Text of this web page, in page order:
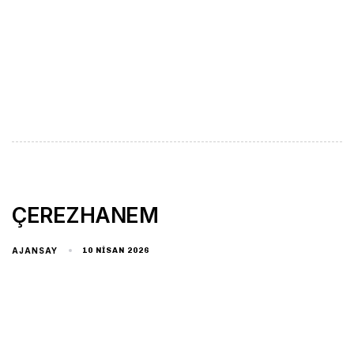
ÇEREZHANEM
AJANSAY 10 NISAN 2026